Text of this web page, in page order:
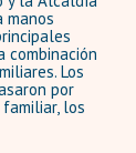
manos
combinación
Los
por
los